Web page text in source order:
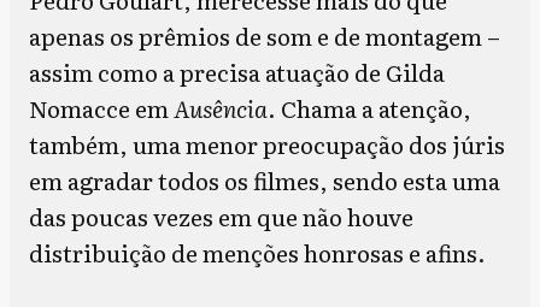
apenas os prêmios de som e de montagem –
assim como a precisa atuação de Gilda
Nomacce emAusência. Chama a atenção,
também, uma menor preocupação dos júris
em agradar todos os filmes, sendo esta uma
das poucas vezes em que não houve
distribuição de menções honrosas e afins.